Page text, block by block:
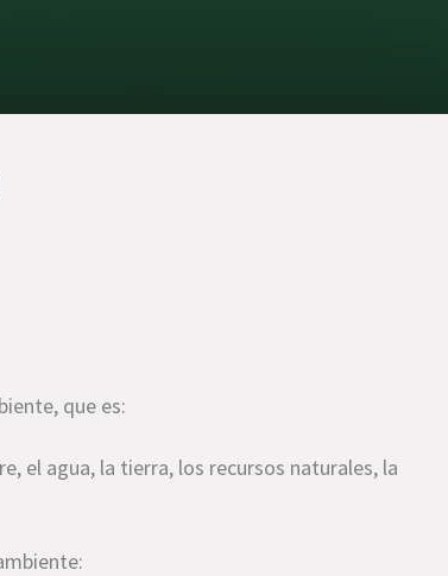
que es:
el agua, la tierra, los recursos naturales, la